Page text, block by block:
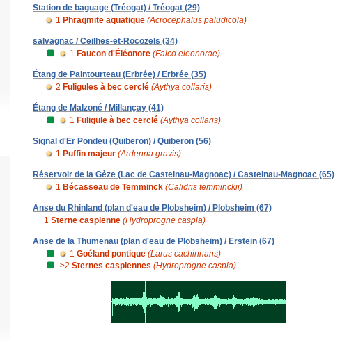
Station de baguage (Tréogat) / Tréogat (29)
1 Phragmite aquatique (Acrocephalus paludicola)
salvagnac / Ceilhes-et-Rocozels (34)
1 Faucon d'Éléonore (Falco eleonorae)
Étang de Paintourteau (Erbrée) / Erbrée (35)
2 Fuligules à bec cerclé (Aythya collaris)
Étang de Malzoné / Millançay (41)
1 Fuligule à bec cerclé (Aythya collaris)
Signal d'Er Pondeu (Quiberon) / Quiberon (56)
1 Puffin majeur (Ardenna gravis)
Réservoir de la Gèze (Lac de Castelnau-Magnoac) / Castelnau-Magnoac (65)
1 Bécasseau de Temminck (Calidris temminckii)
Anse du Rhinland (plan d'eau de Plobsheim) / Plobsheim (67)
1 Sterne caspienne (Hydroprogne caspia)
Anse de la Thumenau (plan d'eau de Plobsheim) / Erstein (67)
1 Goéland pontique (Larus cachinnans)
≥2 Sternes caspiennes (Hydroprogne caspia)